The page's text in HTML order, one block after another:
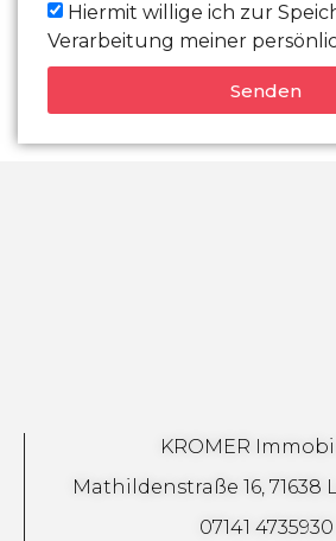
Hiermit willige ich zur
Verarbeitung meiner
Senden
KROMER
Mathildenstraße 16,
07141 4735930